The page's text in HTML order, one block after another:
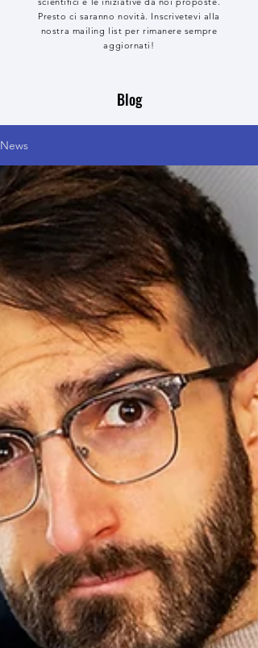
Presto ci saranno novità. Inscrivetevi alla
nostra mailing list per rimanere sempre
aggiornati!
Blog
News